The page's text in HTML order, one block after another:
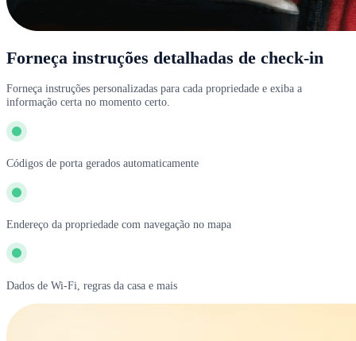
Forneça instruções detalhadas de check-in
Forneça instruções personalizadas para cada propriedade e exiba a
informação certa no momento certo.
Códigos de porta gerados automaticamente
Endereço da propriedade com navegação no mapa
Dados de Wi-Fi, regras da casa e mais